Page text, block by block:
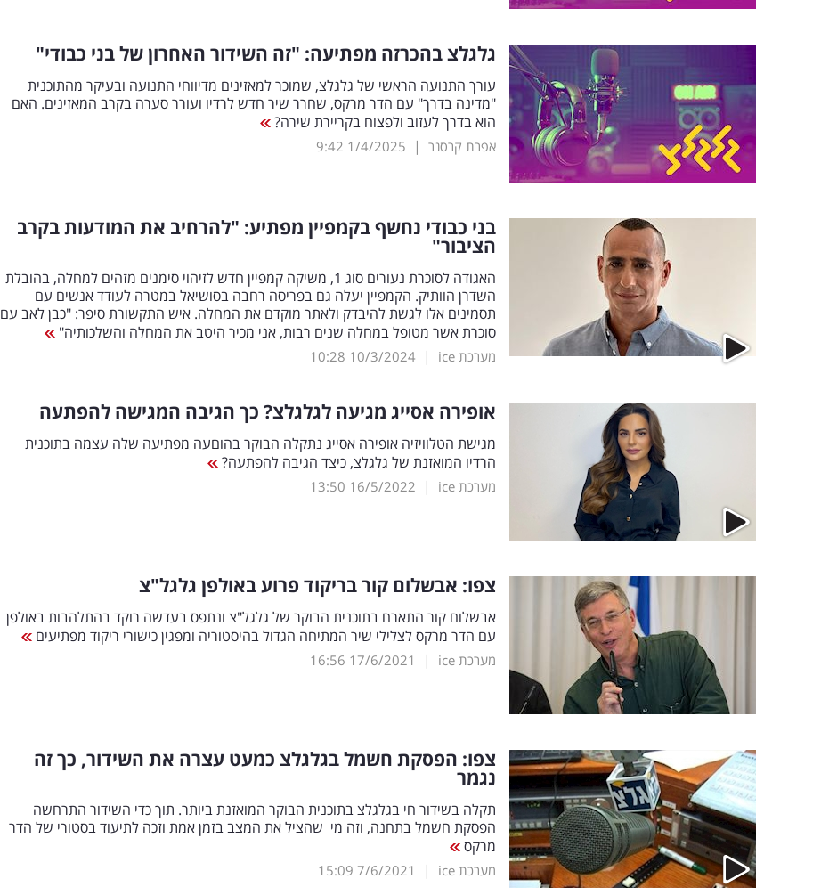
גלגלצ בהכרזה מפתיעה: "זה השידור האחרון של בני כבודי"
עורך התנועה הראשי של גלגלצ, שמוכר למאזינים מדיווחי התנועה ובעיקר מהתוכנית
"מדינה בדרך" עם הדר מרקס, שחרר שיר חדש לרדיו ועורר סערה בקרב המאזינים. האם
הוא בדרך לעזוב ולפצוח בקריירת שירה?
אפרת קרסנר |
1/4/2025
9:42
בני כבודי נחשף בקמפיין מפתיע: "להרחיב את המודעות בקרב
הציבור"
האגודה לסוכרת נעורים סוג 1, משיקה קמפיין חדש לזיהוי סימנים מזהים למחלה, בהובלת
השדרן הוותיק. הקמפיין יעלה גם בפריסה רחבה בסושיאל במטרה לעודד אנשים עם
תסמינים אלו לגשת להיבדק ולאתר מוקדם את המחלה. איש התקשורת סיפר: "כבן לאב עם
סוכרת אשר מטופל במחלה שנים רבות, אני מכיר היטב את המחלה והשלכותיה"
מערכת ice |
10/3/2024
10:28
אופירה אסייג מגיעה לגלגלצ? כך הגיבה המגישה להפתעה
מגישת הטלוויזיה אופירה אסייג נתקלה הבוקר בהוםעה מפתיעה שלה עצמה בתוכנית
הרדיו המואזנת של גלגלצ, כיצד הגיבה להפתעה?
מערכת ice |
16/5/2022
13:50
צפו: אבשלום קור בריקוד פרוע באולפן גלגל"צ
אבשלום קור התארח בתוכנית הבוקר של גלגל"צ ונתפס בעדשה רוקד בהתלהבות באולפן
עם הדר מרקס לצלילי שיר המתיחה הגדול בהיסטוריה ומפגין כישורי ריקוד מפתיעים
מערכת ice |
17/6/2021
16:56
צפו: הפסקת חשמל בגלגלצ כמעט עצרה את השידור, כך זה
נגמר
תקלה בשידור חי בגלגלצ בתוכנית הבוקר המואזנת ביותר. תוך כדי השידור התרחשה
הפסקת חשמל בתחנה, וזה מי שהציל את המצב בזמן אמת וזכה לתיעוד בסטורי של הדר
מרקס
מערכת ice |
7/6/2021
15:09